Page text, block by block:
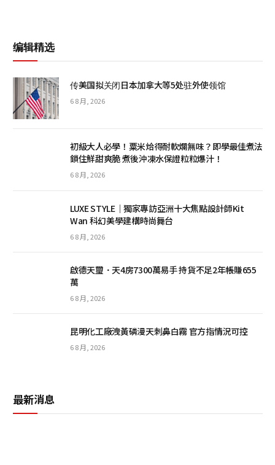
编辑精选
传美国拟关闭日本加拿大等5处驻外使领馆
6 8 月, 2026
初級大人必學！粟米烚得耐軟爛無味？即學最佳煮法
鎖住鮮甜爽脆 煮後沖凍水保證粒粒爆汁！
6 8 月, 2026
LUXE STYLE｜獨家專訪亞洲十大焦點設計師Kit
Wan 科幻美學建構時尚舞台
6 8 月, 2026
啟德天璽．天4房7300萬易手 持貨不足2年帳賺655
萬
6 8 月, 2026
昆明化工廠洩黃磷漫天刺鼻白霧 官方指情況可控
6 8 月, 2026
最新消息